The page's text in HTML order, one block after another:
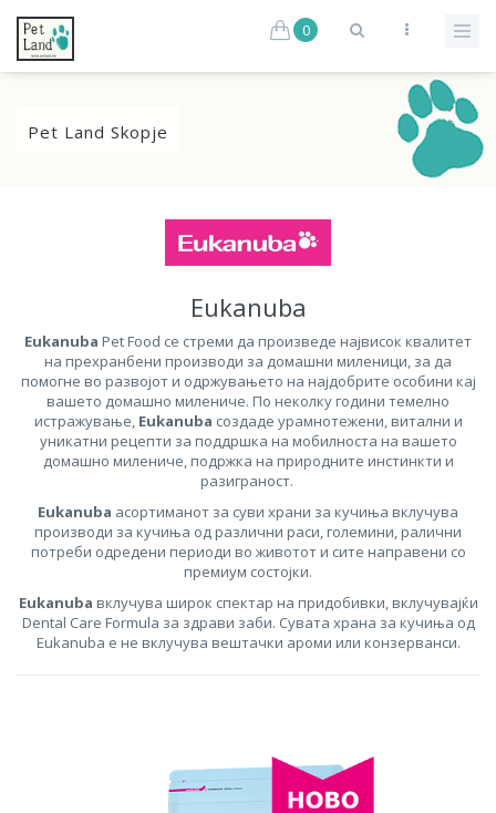
0
Pet Land Skopje
Eukanuba
Eukanuba Pet Food се стреми да произведе највисок квалитет
на прехранбени производи за домашни миленици, за да
помогне во развојот и одржувањето на најдобрите особини кај
вашето домашно милениче. По неколку години темелно
истражување, Eukanuba создаде урамнотежени, витални и
уникатни рецепти за поддршка на мобилностa на вашето
домашно милениче, подржка на природните инстинкти и
разиграност.
Eukanuba асортиманот за суви храни за кучиња вклучува
производи за кучиња од различни раси, големини, ралични
потреби одредени периоди во животот и сите направени со
премиум состојки.
Eukanuba вклучува широк спектар на придобивки, вклучувајќи
Dental Care Formula за здрави заби. Сувата храна за кучиња од
Eukanuba е не вклучува вештачки ароми или конзерванси.